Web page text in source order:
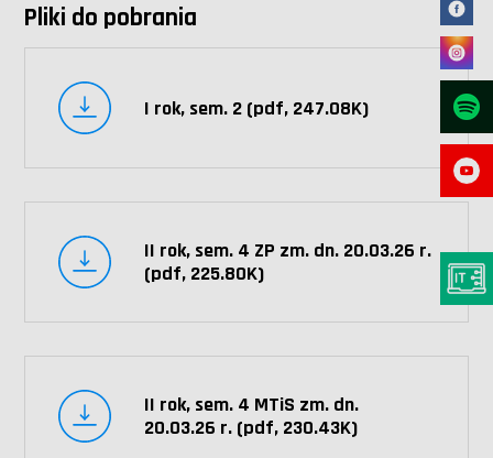
Pliki do pobrania
I rok, sem. 2 (pdf, 247.08K)
II rok, sem. 4 ZP zm. dn. 20.03.26 r.
(pdf, 225.80K)
II rok, sem. 4 MTiS zm. dn.
20.03.26 r. (pdf, 230.43K)